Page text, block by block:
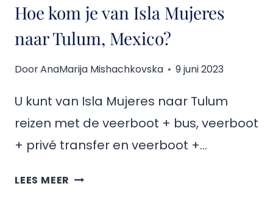
Hoe kom je van Isla Mujeres
naar Tulum, Mexico?
DoorAnaMarija Mishachkovska 9 juni 2023
U kunt van Isla Mujeres naar Tulum
reizen met de veerboot + bus, veerboot
+ privé transfer en veerboot +…
LEES MEER HOE